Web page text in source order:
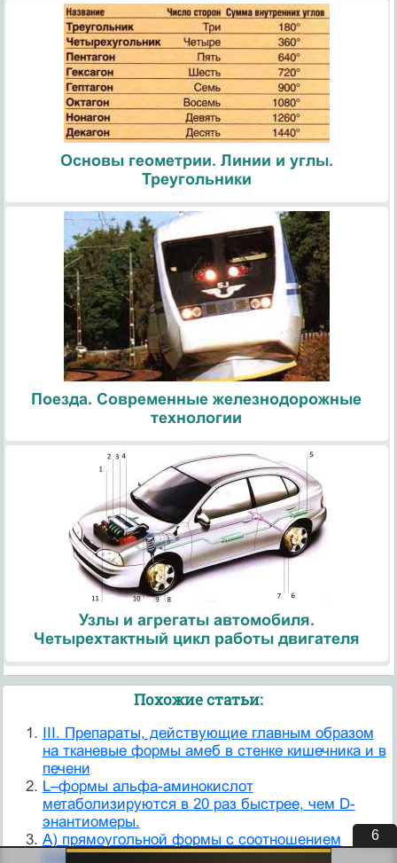
Основы геометрии. Линии и углы.
Треугольники
Поезда. Современные железнодорожные
технологии
Узлы и агрегаты автомобиля.
Четырехтактный цикл работы двигателя
Похожие статьи:
III. Препараты, действующие главным образом
на тканевые формы амеб в стенке кишечника и в
печени
L–формы альфа-аминокислот
метаболизируются в 20 раз быстрее, чем D-
энантиомеры.
А) прямоугольной формы с соотношением
сторон 4 : 1
6